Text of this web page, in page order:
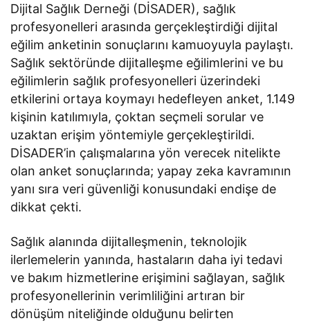
Dijital Sağlık Derneği (DİSADER), sağlık
profesyonelleri arasında gerçekleştirdiği dijital
eğilim anketinin sonuçlarını kamuoyuyla paylaştı.
Sağlık sektöründe dijitalleşme eğilimlerini ve bu
eğilimlerin sağlık profesyonelleri üzerindeki
etkilerini ortaya koymayı hedefleyen anket, 1.149
kişinin katılımıyla, çoktan seçmeli sorular ve
uzaktan erişim yöntemiyle gerçekleştirildi.
DİSADER’in çalışmalarına yön verecek nitelikte
olan anket sonuçlarında; yapay zeka kavramının
yanı sıra veri güvenliği konusundaki endişe de
dikkat çekti.
Sağlık alanında dijitalleşmenin, teknolojik
ilerlemelerin yanında, hastaların daha iyi tedavi
ve bakım hizmetlerine erişimini sağlayan, sağlık
profesyonellerinin verimliliğini artıran bir
dönüşüm niteliğinde olduğunu belirten